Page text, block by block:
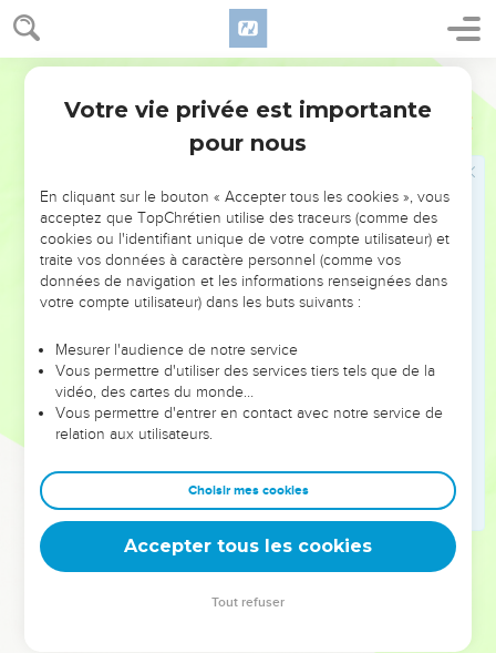
Juges 10
11 Et l'Éternel dit aux fils d'Israël : Ne vous ai-je pas délivrés
des Égyptiens, et des Amoréens, des fils d'Ammon, et des
Et les Sidoniens, et Amalek, et Maon, vous ont opprimés,
et vous avez crié vers moi, et je vous ai sauvés de leur main.
Mais vous, vous m'avez abandonné, et vous avez servi
d'autres dieux ; c'est pourquoi je ne vous sauverai plus.
Allez, et criez aux dieux que vous avez choisis ; eux, vous
sauveront au temps de votre détresse !
Et les fils d'Israël dirent à l'Éternel : Nous avons péché ;
nous te prions, délivre-nous ce jour-ci.
Et ils ôtèrent du milieu d'eux les dieux étrangers, et
servirent l'Éternel ; et son âme fut en peine de la misère
d'Israël.
Et les fils d'Ammon se rassemblèrent, et campèrent en
Galaad ; et les fils d'Israël s'assemblèrent, et campèrent à
Mitspa.
Et le peuple, les princes de Galaad, se dirent l'un à l'autre :
Quel est l'homme qui commencera à faire la guerre contre
Votre vie privée est importante
pour nous
En cliquant sur le bouton « Accepter tous les cookies », vous
acceptez que TopChrétien utilise des traceurs (comme des
cookies ou l'identifiant unique de votre compte utilisateur) et
traite vos données à caractère personnel (comme vos
données de navigation et les informations renseignées dans
votre compte utilisateur) dans les buts suivants :
Mesurer l'audience de notre service
Vous permettre d'utiliser des services tiers tels que de la
vidéo, des cartes du monde…
Vous permettre d'entrer en contact avec notre service de
relation aux utilisateurs.
Choisir mes cookies
Accepter tous les cookies
Tout refuser